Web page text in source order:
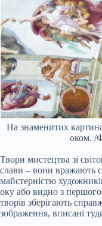
На знаменитих
оком. /
Твори мистецтва зі
слави – вони вражають
майстерністю
оку або видно з
творів зберігають
зображення, вписані